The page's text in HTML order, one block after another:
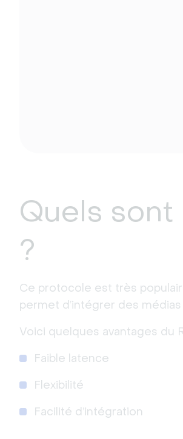
Quels sont
?
Ce protocole est très
permet d’intégrer des
Voici quelques avantages du
Faible latence
Flexibilité
Facilité d’intégration